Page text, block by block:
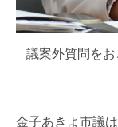
議案外質問を
金子あきよ市議